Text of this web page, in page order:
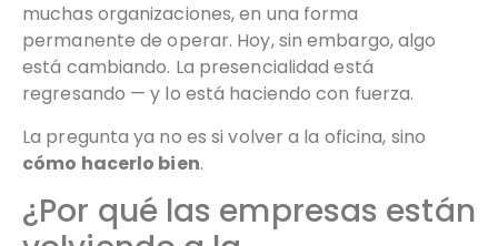
muchas organizaciones, en una forma
permanente de operar. Hoy, sin embargo, algo
está cambiando. La presencialidad está
regresando — y lo está haciendo con fuerza.
La pregunta ya no es si volver a la oficina, sino
cómo hacerlo bien.
¿Por qué las empresas están